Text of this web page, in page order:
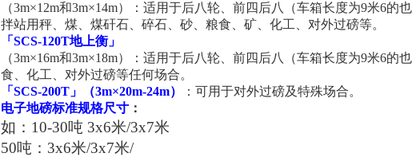
（3m×12m和3m×14m）：适用于后八轮、前四后八（车箱长度为9米6
拌站用秤、煤、煤矸石、碎石、砂、粮食、矿、化工、对外过磅等。
「SCS-120T地上衡」
（3m×16m和3m×18m）：适用于后八轮、前四后八（车箱长度为9米6
食、化工、对外过磅等任何场合。
「SCS-200T」（3m×20m-24m）
：可用于对外过磅及特殊场合。
电子地磅标准规格尺寸：
如：10-30吨 3x6米/3x7米
50吨：3x6米/3x7米/